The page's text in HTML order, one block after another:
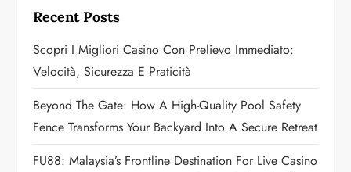
g
a
t
i
o
Recent Posts
Scopri I Migliori Casino Con Prelievo Immediato:
Velocità, Sicurezza E Praticità
Beyond The Gate: How A High-Quality Pool Safety
Fence Transforms Your Backyard Into A Secure Retreat
FU88: Malaysia’s Frontline Destination For Live Casino